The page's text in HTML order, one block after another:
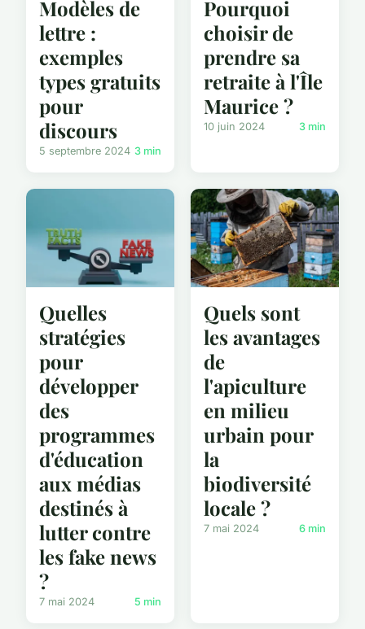
Modèles de
lettre :
exemples
types gratuits
pour
discours
5 septembre 2024 3 min
Pourquoi
choisir de
prendre sa
retraite à l'Île
Maurice ?
10 juin 2024 3 min
Quelles
stratégies
pour
développer
des
programmes
d'éducation
aux médias
destinés à
lutter contre
les fake news
?
7 mai 2024 5 min
Quels sont
les avantages
de
l'apiculture
en milieu
urbain pour
la
biodiversité
locale ?
7 mai 2024 6 min